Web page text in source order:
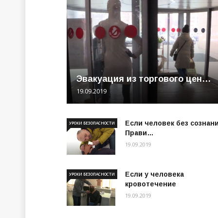
Эвакуация из торгового цен…
19.09.2019
Если человек без
Прави…
УРОКИ БЕЗОПАСНОСТИ
19.09.2019
Если у человека
кровотечение
УРОКИ БЕЗОПАСНОСТИ
19.09.2019